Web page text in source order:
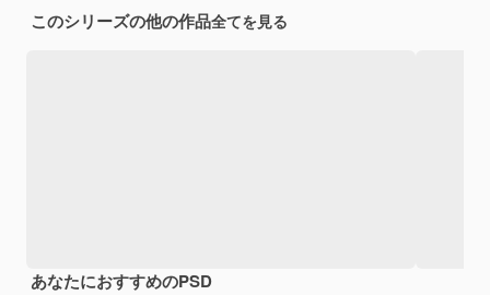
このシリーズの他の作品全てを見る
あなたにおすすめのPSD